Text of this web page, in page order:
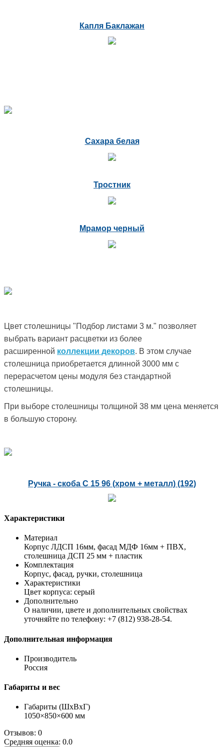
Капля Баклажан
Сахара белая
Тростник
Мрамор черный
Цвет столешницы "Подбор листами 3 м." позволяет
выбрать вариант расцветки из более
расширенной коллекции декоров. В этом случае
столешница приобретается длинной 3000 мм с
перерасчетом цены модуля без стандартной
столешницы.
При выборе столешницы толщиной 38 мм цена меняется
в большую сторону.
Ручка - скоба С 15 96 (хром + металл) (192)
Характеристики
Материал
Корпус ЛДСП 16мм, фасад МДФ 16мм + ПВХ,
столешница ДСП 25 мм + пластик
Комплектация
Корпус, фасад, ручки, столешница
Характеристики
Цвет корпуса: серый
Дополнительно
О наличии, цвете и дополнительных свойствах
уточняйте по телефону: +7 (812) 938-28-54.
Дополнительная информация
Производитель
Россия
Габариты и вес
Габариты (ШхВхГ)
1050×850×600 мм
Отзывов: 0
Средняя оценка: 0.0